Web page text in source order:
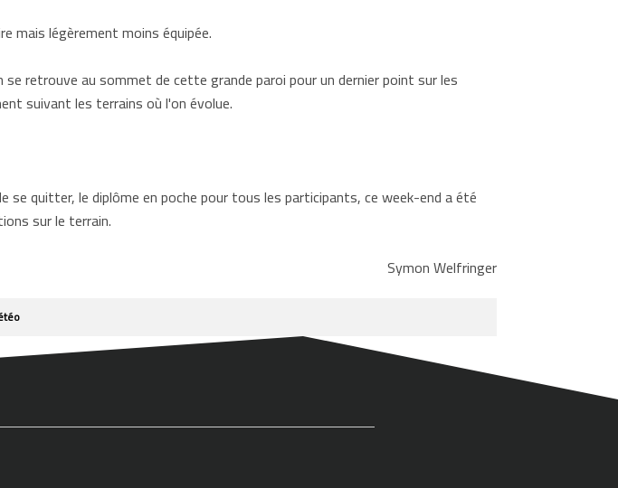
mais légèrement moins équipée.
retrouve au sommet de cette grande paroi pour un dernier point sur les
suivant les terrains où l'on évolue.
se quitter, le diplôme en poche pour tous les participants, ce week-end a été
sur le terrain.
Symon Welfringer